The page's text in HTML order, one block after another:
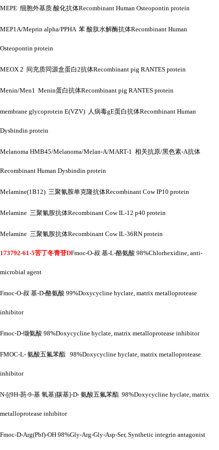
MEPE 细胞外基质 酸化抗体Recombinant Human Osteopontin protein
MEP1A/Meprin alpha/PPHA 苯 酸肽水解酶抗体Recombinant Human
Osteopontin protein
MEOX 2 间充质同源盒蛋白2抗体Recombinant pig RANTES protein
Menin/Men1 Menin蛋白抗体Recombinant pig RANTES protein
membrane glycoprotein E(VZV) 人病毒gE蛋白抗体Recombinant Human
Dysbindin protein
Melanoma HMB45/Melanoma/Melan-A/MART-1 相关抗原/黑色素-A抗体
Recombinant Human Dysbindin protein
Melamine(1B12) 三聚氰胺单克隆抗体Recombinant Cow IP10 protein
Melamine 三聚氰胺抗体Recombinant Cow IL-12 p40 protein
Melamine 三聚氰胺抗体Recombinant Cow IL-36RN protein
173792-61-5苦丁冬青苷DFmoc-O-叔 基-L-酪氨酸 98%Chlorhexidine, anti-
microbial agent
Fmoc-O-叔 基-D-酪氨酸 99%Doxycycline hyclate, matrix metalloprotease
inhibitor
Fmoc-D-缬氨酸 98%Doxycycline hyclate, matrix metalloprotease inhibitor
FMOC-L- 氨酸五氟苯酯 98%Doxycycline hyclate, matrix metalloprotease
inhibitor
N-[(9H-芴-9-基 氧基)羰基]-D- 氨酸五氟苯酯 98%Doxycycline hyclate, matrix
metalloprotease inhibitor
Fmoc-D-Arg(Pbf)-OH 98%Gly-Arg-Gly-Asp-Ser, Synthetic integrin antagonist